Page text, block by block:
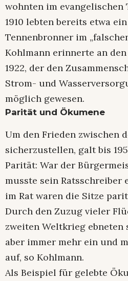
wohnten im evangelischen
1910 lebten bereits etwa
Tennenbronner im
Kohlmann erinnerte an
1922, der den
Strom- und
möglich gewesen.
Parität und Ökumene
Um den Frieden zwischen
sicherzustellen, galt bis
Parität: War der
musste sein Ratsschreiber
im Rat waren die Sitze
Durch den Zuzug vieler
zweiten Weltkrieg
aber immer mehr ein und
auf, so Kohlmann.
Als Beispiel für gelebte